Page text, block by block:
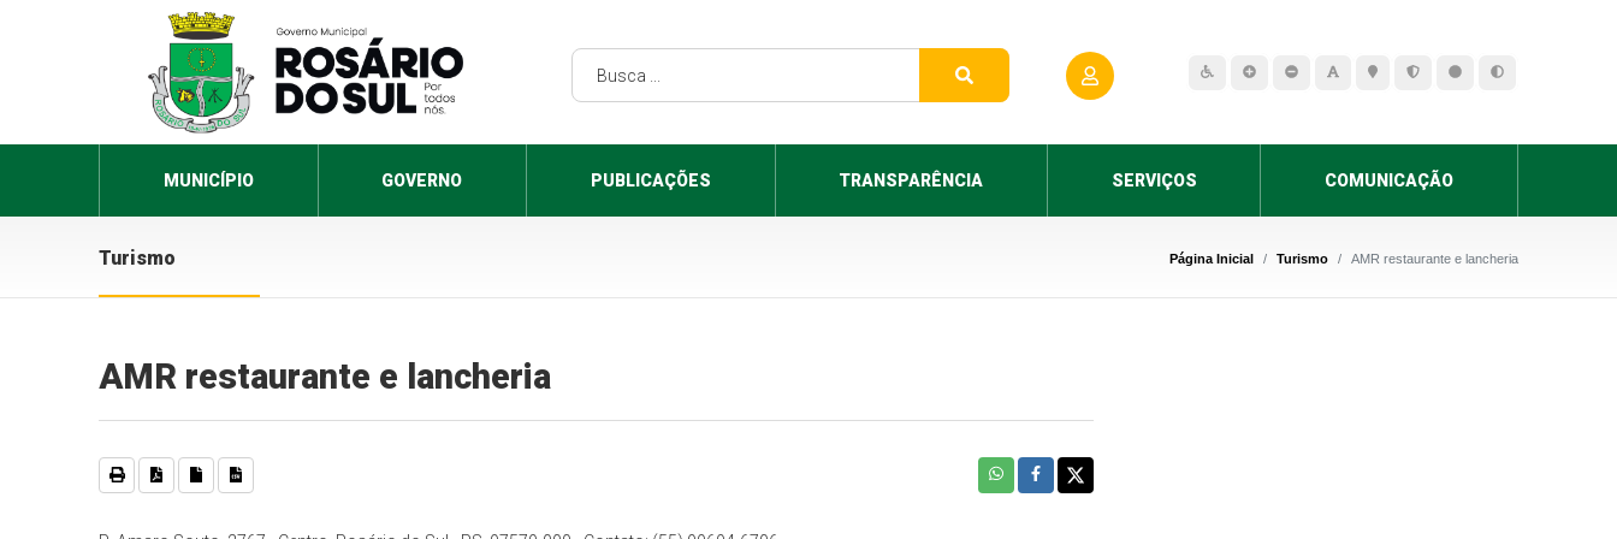
MUNICÍPIO GOVERNO PUBLICAÇÕES TRANSPARÊNCIA SERVIÇOS COMUNICAÇÃO
Turismo Página Inicial Turismo AMR restaurante e lancheria
AMR restaurante e lancheria